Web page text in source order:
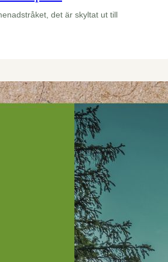
det är skyltat ut till